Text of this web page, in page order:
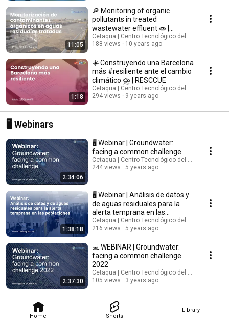
Home Shorts
Library
11:05
🔎 Monitoring of organic
pollutants in treated
wastewater effluent 🧫 |
#LIFEAquatik
Cetaqua | Centro Tecnológico del Agua
188 views
10 years ago
1:18
☀️ Construyendo una Barcelona
más #resiliente ante el cambio
climático ⛈️ | RESCCUE
Cetaqua | Centro Tecnológico del Agua
294 views
9 years ago
🖥️ Webinars
2:34:06
🖥️ Webinar | Groundwater:
facing a common challenge
Cetaqua | Centro Tecnológico del Agua
244 views
5 years ago
1:38:18
🖥️ Webinar | Análisis de datos y
de aguas residuales para la
alerta temprana en las
poblaciones.
Cetaqua | Centro Tecnológico del Agua
216 views
5 years ago
2:37:30
💻 WEBINAR | Groundwater:
facing a common challenge
2022
Cetaqua | Centro Tecnológico del Agua
105 views
3 years ago